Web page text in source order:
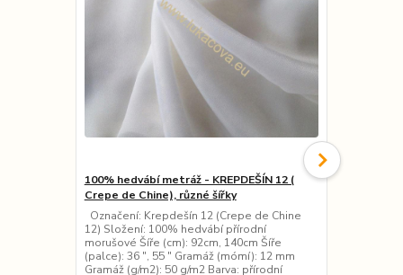
100% hedvábí metráž - KREPDEŠÍN 12 (
Crepe de Chine), různé šířky
Označení: Krepdešín 12 (Crepe de Chine
12) Složení: 100% hedvábí přírodní
morušové Šíře (cm): 92cm, 140cm Šíře
(palce): 36 ″, 55 ″ Gramáž (mómí): 12 mm
Gramáž (g/m2): 50 g/m2 Barva: přírodní